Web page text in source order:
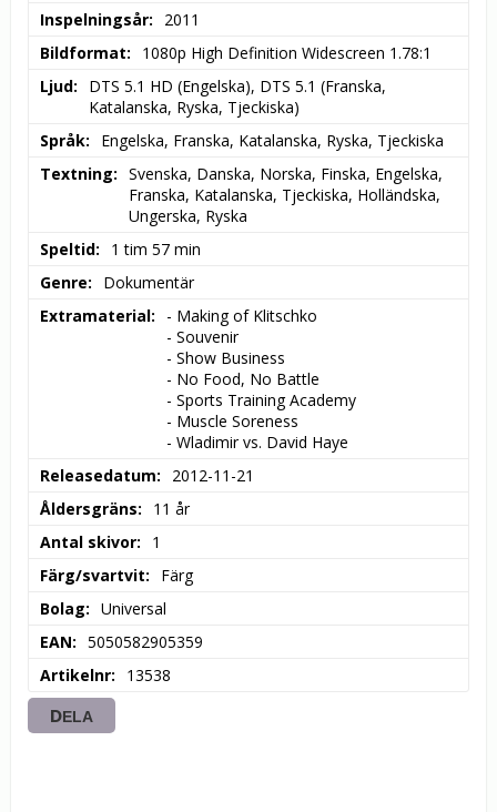
Inspelningsår
2011
Bildformat
1080p High Definition Widescreen 1.78:1
Ljud
DTS 5.1 HD (Engelska), DTS 5.1 (Franska,
Katalanska, Ryska, Tjeckiska)
Språk
Engelska, Franska, Katalanska, Ryska, Tjeckiska
Textning
Svenska, Danska, Norska, Finska, Engelska,
Franska, Katalanska, Tjeckiska, Holländska,
Ungerska, Ryska
Speltid
1 tim 57 min
Genre
Dokumentär
Extramaterial
- Making of Klitschko
- Souvenir
- Show Business
- No Food, No Battle
- Sports Training Academy
- Muscle Soreness
- Wladimir vs. David Haye
Releasedatum
2012-11-21
Åldersgräns
11 år
Antal skivor
1
Färg/svartvit
Färg
Bolag
Universal
EAN
5050582905359
Artikelnr
13538
DELA